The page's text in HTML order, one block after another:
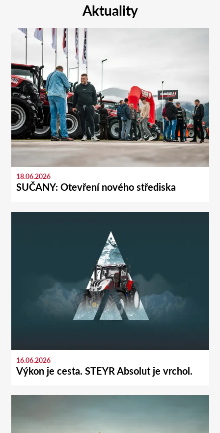
Aktuality
18.06.2026
SUČANY: Otevření nového střediska
16.06.2026
Výkon je cesta. STEYR Absolut je vrchol.